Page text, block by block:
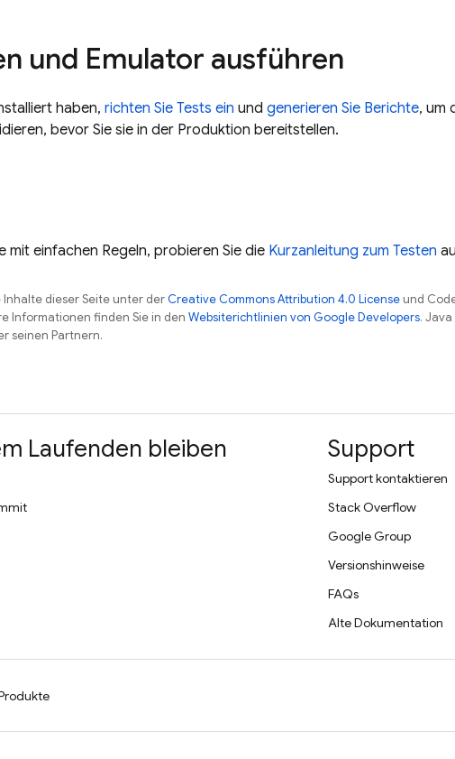
und Emulator ausführen
haben, richten Sie Tests ein und generieren Sie Berichte, um
bevor Sie sie in der Produktion bereitstellen.
mit einfachen Regeln, probieren Sie die Kurzanleitung zum Testen
dieser Seite unter derCreative Commons Attribution 4.0 License und
Informationen finden Sie in den Websiterichtlinien von Google Developers.
seinen Partnern.
Laufenden bleiben Support
Support kontaktieren
Stack Overflow
Google Group
Versionshinweise
FAQs
Alte Dokumentation